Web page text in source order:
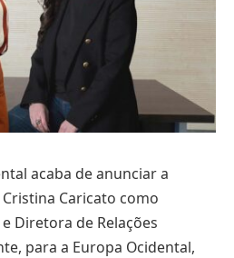
acaba de anunciar a
Caricato como
Diretora de Relações
para a Europa Ocidental,